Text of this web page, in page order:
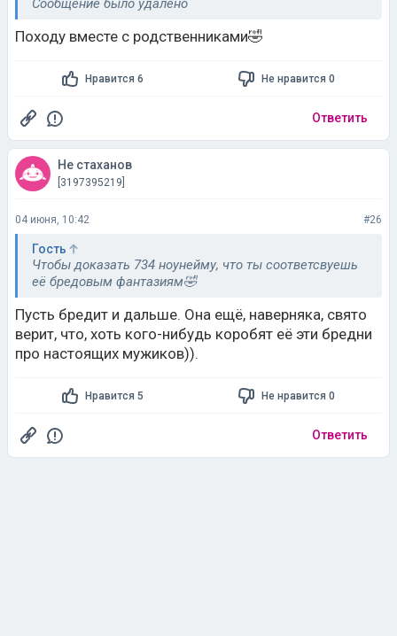
Сообщение было удалено
Походу вместе с родственниками🤣
Нравится 6 Не нравится 0
Ответить
Не стаханов
[3197395219]
04 июня, 10:42 #26
Гость
Чтобы доказать 734 ноунейму, что ты соответсвуешь
её бредовым фантазиям🤣
Пусть бредит и дальше. Она ещё, наверняка, свято
верит, что, хоть кого-нибудь коробят её эти бредни
про настоящих мужиков)).
Нравится 5 Не нравится 0
Ответить